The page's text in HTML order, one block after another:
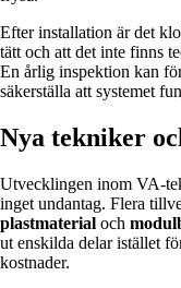
Efter installation är det
tätt och att det inte finns
En årlig inspektion kan
säkerställa att systemet
Nya tekniker
Utvecklingen inom VA-
inget undantag. Flera
plastmaterial och
ut enskilda delar istället
kostnader.